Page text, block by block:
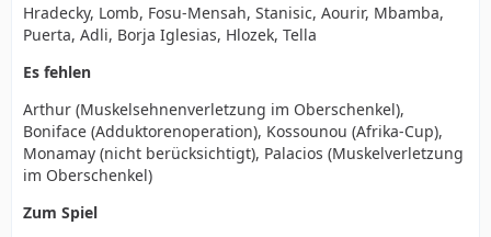
Hradecky, Lomb, Fosu-Mensah, Stanisic, Aourir, Mbamba,
Puerta, Adli, Borja Iglesias, Hlozek, Tella
Es fehlen
Arthur (Muskelsehnenverletzung im Oberschenkel),
Boniface (Adduktorenoperation), Kossounou (Afrika-Cup),
Monamay (nicht berücksichtigt), Palacios (Muskelverletzung
im Oberschenkel)
Zum Spiel